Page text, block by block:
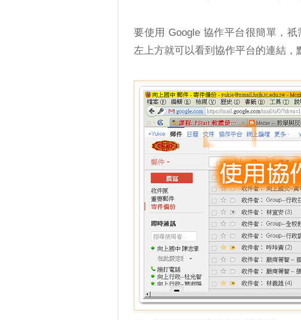
要使用 Google 協作平台很簡單，
左上方就可以看到協作平台的連結，